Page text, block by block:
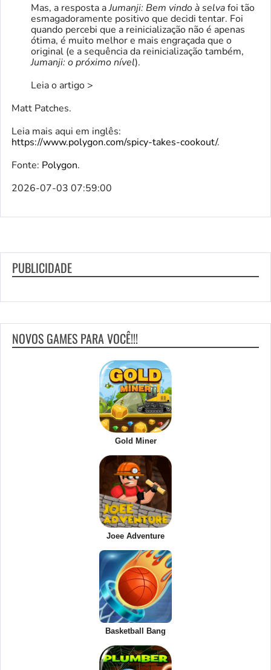
Mas, a resposta aJumanji: Bem vindo à selvafoi tão
esmagadoramente positivo que decidi tentar. Foi
quando percebi que a reinicialização não é apenas
ótima, é muito melhor e mais engraçada que o
original (e a sequência da reinicialização também,
Jumanji: o próximo nível).
Leia o artigo >
Matt Patches.
Leia mais aqui em inglês:
https://www.polygon.com/spicy-takes-cookout/.
Fonte: Polygon.
2026-07-03 07:59:00
PUBLICIDADE
NOVOS GAMES PARA VOCÊ!!!
Gold Miner
Joee Adventure
Basketball Bang